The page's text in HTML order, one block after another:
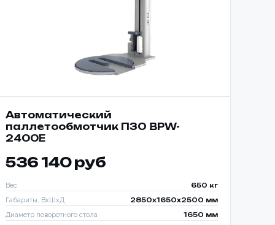
Автоматический
паллетообмотчик ПЗО BPW-
2400E
536 140 руб
Вес 650 кг
Габариты, ВхШхД 2850х1650х2500 мм
Диаметр поворотного стола 1650 мм